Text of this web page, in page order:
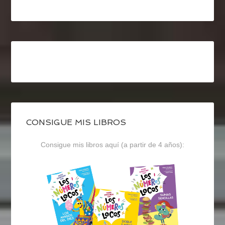
CONSIGUE MIS LIBROS
Consigue mis libros aquí (a partir de 4 años):